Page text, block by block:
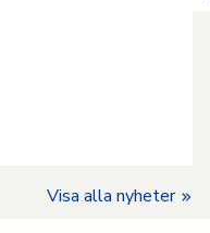
Visa alla nyheter